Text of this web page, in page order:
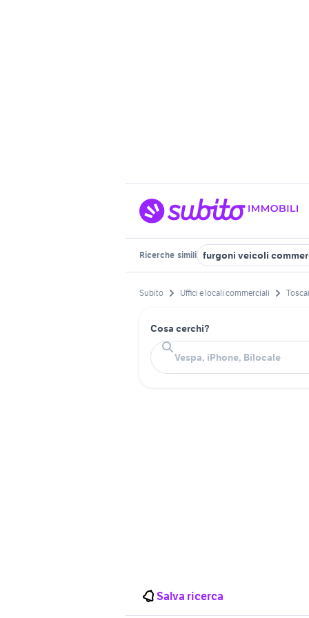
Ricerche simili furgoni veicoli
Subito Uffici e locali commerciali
Cosa cerchi?
Salva ricerca